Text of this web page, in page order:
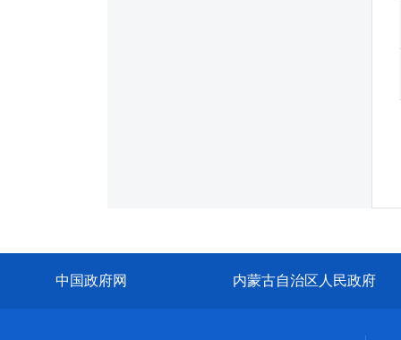
中国政府网 内蒙古自治区人民政府